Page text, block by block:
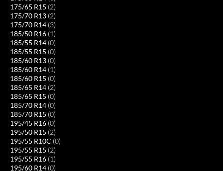
175/65 R15 (2)
175/70 R13 (2)
175/70 R14 (3)
185/50 R16 (1)
185/55 R14 (0)
185/55 R15 (0)
185/60 R13 (0)
185/60 R14 (1)
185/60 R15 (0)
185/65 R14 (2)
185/65 R15 (0)
185/70 R14 (0)
185/70 R15 (0)
195/45 R16 (0)
195/50 R15 (2)
195/55 R10C (0)
195/55 R15 (2)
195/55 R16 (1)
195/60 R14 (0)